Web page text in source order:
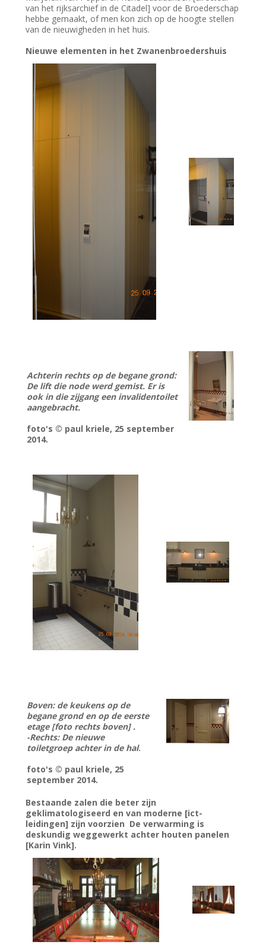
van het rijksarchief in de Citadel] voor de Broederschap
hebbe gemaakt, of men kon zich op de hoogte stellen
van de nieuwigheden in het huis.
Nieuwe elementen in het Zwanenbroedershuis
Achterin rechts op de begane grond:
De lift die node werd gemist. Er is
ook in die zijgang een invalidentoilet
aangebracht.
foto's © paul kriele, 25 september
2014.
Boven: de keukens op de
begane grond en op de eerste
etage [foto rechts boven] .
-Rechts: De nieuwe
toiletgroep achter in de hal.
foto's © paul kriele, 25
september 2014.
Bestaande zalen die beter zijn
geklimatologiseerd en van moderne [ict-
leidingen] zijn voorzien De verwarming is
deskundig weggewerkt achter houten panelen
[Karin Vink].